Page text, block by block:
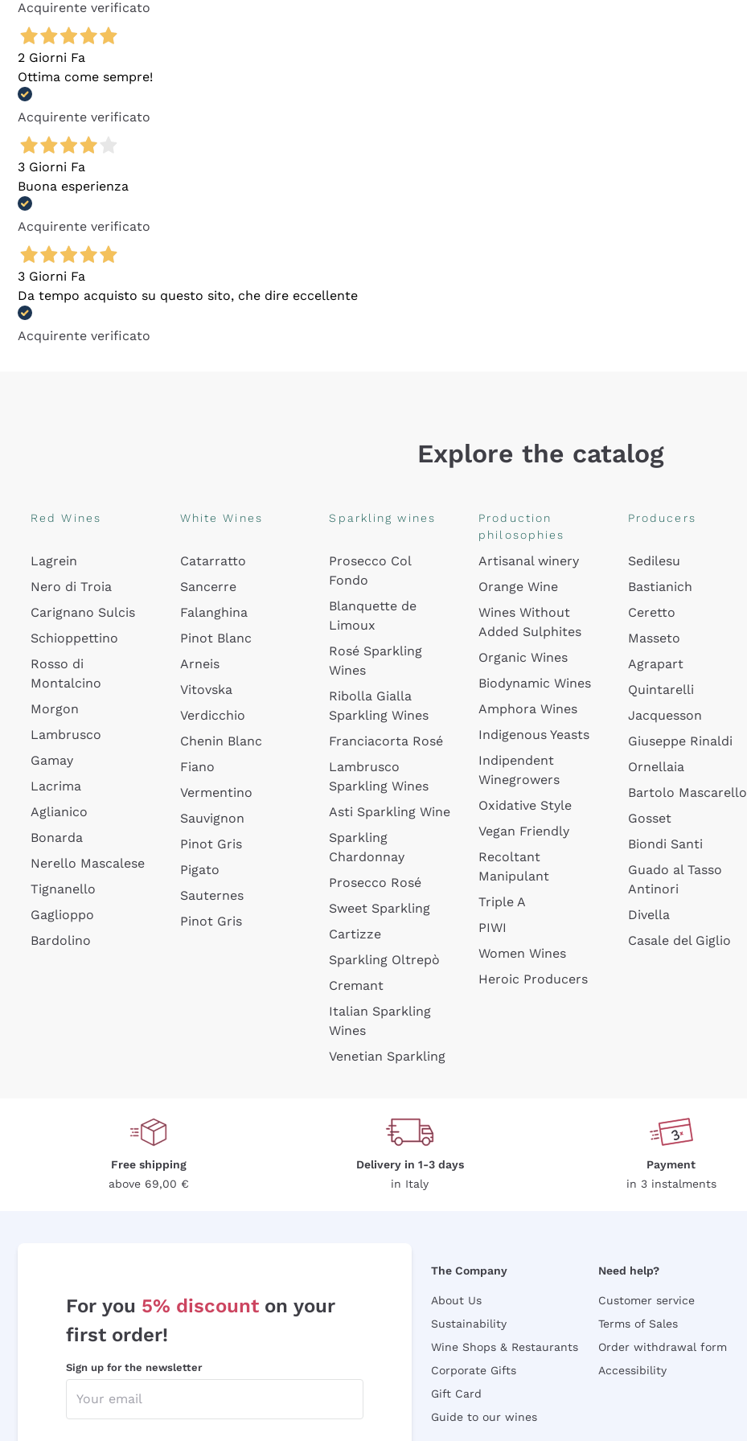
Acquirente verificato
2 Giorni Fa
Ottima come sempre!
Acquirente verificato
3 Giorni Fa
Buona esperienza
Acquirente verificato
3 Giorni Fa
Da tempo acquisto su questo sito, che dire eccellente
Acquirente verificato
Explore the catalog
Red Wines
Lagrein
Nero di Troia
Carignano Sulcis
Schioppettino
Rosso di
Montalcino
Morgon
Lambrusco
Gamay
Lacrima
Aglianico
Bonarda
Nerello Mascalese
Tignanello
Gaglioppo
Bardolino
White Wines
Catarratto
Sancerre
Falanghina
Pinot Blanc
Arneis
Vitovska
Verdicchio
Chenin Blanc
Fiano
Vermentino
Sauvignon
Pinot Gris
Pigato
Sauternes
Pinot Gris
Sparkling wines
Prosecco Col
Fondo
Blanquette de
Limoux
Rosé Sparkling
Wines
Ribolla Gialla
Sparkling Wines
Franciacorta Rosé
Lambrusco
Sparkling Wines
Asti Sparkling Wine
Sparkling
Chardonnay
Prosecco Rosé
Sweet Sparkling
Cartizze
Sparkling Oltrepò
Cremant
Italian Sparkling
Wines
Venetian Sparkling
Production
philosophies
Artisanal winery
Orange Wine
Wines Without
Added Sulphites
Organic Wines
Biodynamic Wines
Amphora Wines
Indigenous Yeasts
Indipendent
Winegrowers
Oxidative Style
Vegan Friendly
Recoltant
Manipulant
Triple A
PIWI
Women Wines
Heroic Producers
Producers
Sedilesu
Bastianich
Ceretto
Masseto
Agrapart
Quintarelli
Jacquesson
Giuseppe Rinaldi
Ornellaia
Bartolo Mascarello
Gosset
Biondi Santi
Guado al Tasso
Antinori
Divella
Casale del Giglio
Free shipping
above 69,00 €
Delivery in 1-3 days
in Italy
Payment
in 3 instalments
For you 5% discount on your
first order!
Sign up for the newsletter
The Company
About Us
Sustainability
Wine Shops & Restaurants
Corporate Gifts
Gift Card
Guide to our wines
Need help?
Customer service
Terms of Sales
Order withdrawal form
Accessibility